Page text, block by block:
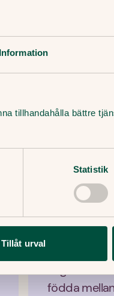
Information
tillhandahålla bättre
Statistik
Tillåt urval
Gratis
Om du bor
erbjuden
dig som är
vaccinet
Du har fått
Ett
första
Övriga
bokar
senast
Det kommer
Region
födda